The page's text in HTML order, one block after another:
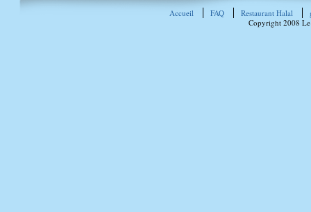
Accueil FAQ Restaurant Halal
Copyright 2008